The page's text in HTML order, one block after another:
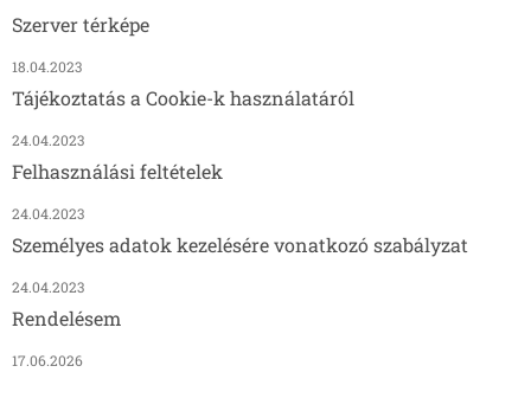
Szerver térképe
18.04.2023
Tájékoztatás a Cookie-k használatáról
24.04.2023
Felhasználási feltételek
24.04.2023
Személyes adatok kezelésére vonatkozó szabályzat
24.04.2023
Rendelésem
17.06.2026